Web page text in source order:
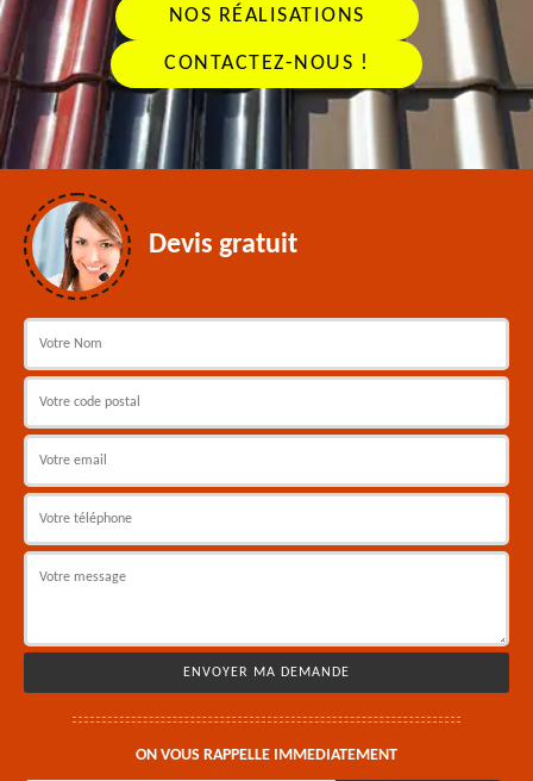
NOS RÉALISATIONS
CONTACTEZ-NOUS !
Devis gratuit
ON VOUS RAPPELLE IMMEDIATEMENT